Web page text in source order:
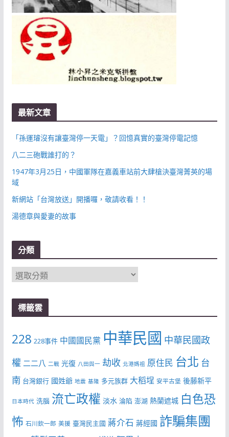
最新文章
「孫運璿沒有讓臺灣停一天電」？回憶真實的臺灣停電記憶
八二三砲戰誰打的？
1947年3月25日，中國軍隊在嘉義車站前大肆槍決臺灣菁英的場
域
新網站「台灣放送」開播囉，敬請收看！！
湯德章與愛妻的故事
分類
分
類
標籤雲
228 228事件 中國國民黨 中華民國 中華民國政
權 二二八 二戰 光復 八田與一 劫收 北港媽祖 原住民 台北 台
南 台灣銀行 國姓爺 地震 基隆 多元族群 大稻埕 安平古堡 後藤新平
日本時代 洗腦 流亡政權 淡水 淪陷 澎湖 熱蘭遮城 白色恐
怖 石川欽一郎 美援 臺灣民主國 蔣介石 蔣經國 詐騙集團